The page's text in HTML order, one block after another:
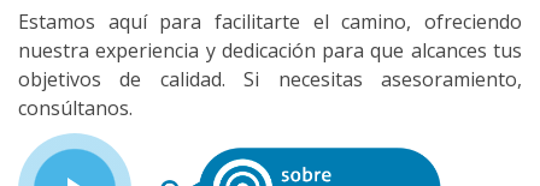
Estamos aquí para facilitarte el camino, ofreciendo
nuestra experiencia y dedicación para que alcances tus
objetivos de calidad. Si necesitas asesoramiento,
consúltanos.